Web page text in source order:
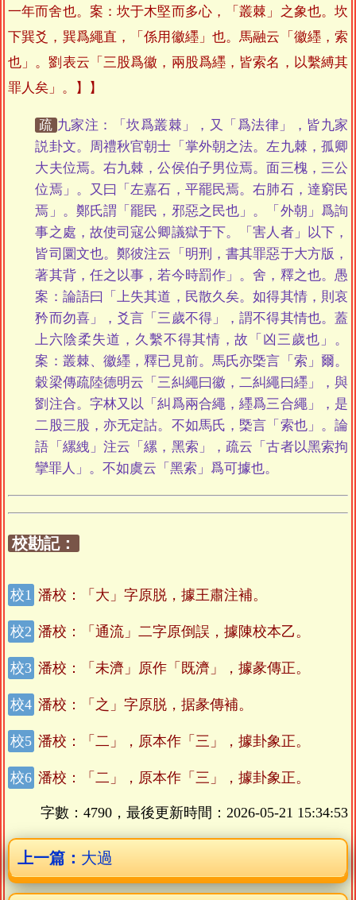
一年而舍也。案：坎于木堅而多心，「叢棘」之象也。坎
下巽爻，巽爲繩直，「係用徽纆」也。馬融云「徽纆，索
也」。劉表云「三股爲徽，兩股爲纆，皆索名，以繫縛其
罪人矣」。】
疏 九家注：「坎爲叢棘」，又「爲法律」，皆九家
説卦文。周禮秋官朝士「掌外朝之法。左九棘，孤卿
大夫位焉。右九棘，公侯伯子男位焉。面三槐，三公
位焉」。又曰「左嘉石，平罷民焉。右肺石，達窮民
焉」。鄭氏謂「罷民，邪惡之民也」。「外朝」爲詢
事之處，故使司寇公卿議獄于下。「害人者」以下，
皆司圜文也。鄭彼注云「明刑，書其罪惡于大方版，
著其背，任之以事，若今時罰作」。舍，釋之也。愚
案：論語曰「上失其道，民散久矣。如得其情，則哀
矜而勿喜」，爻言「三歲不得」，謂不得其情也。蓋
上六陰柔失道，久繫不得其情，故「凶三歲也」。
案：叢棘、徽纆，釋已見前。馬氏亦㮣言「索」爾。
穀梁傳疏陸德明云「三糾繩曰徽，二糾繩曰纆」，與
劉注合。字林又以「糾爲兩合繩，纆爲三合繩」，是
二股三股，亦无定詁。不如馬氏，㮣言「索也」。論
語「縲絏」注云「縲，黑索」，疏云「古者以黑索拘
攣罪人」。不如虞云「黑索」爲可據也。
校勘記：
潘校：「大」字原脱，據王肅注補。
潘校：「通流」二字原倒誤，據陳校本乙。
潘校：「未濟」原作「既濟」，據彖傳正。
潘校：「之」字原脱，据彖傳補。
潘校：「二」，原本作「三」，據卦象正。
潘校：「二」，原本作「三」，據卦象正。
字數：4790，最後更新時間： 2026-05-21 15:34:53
上一篇： 大過